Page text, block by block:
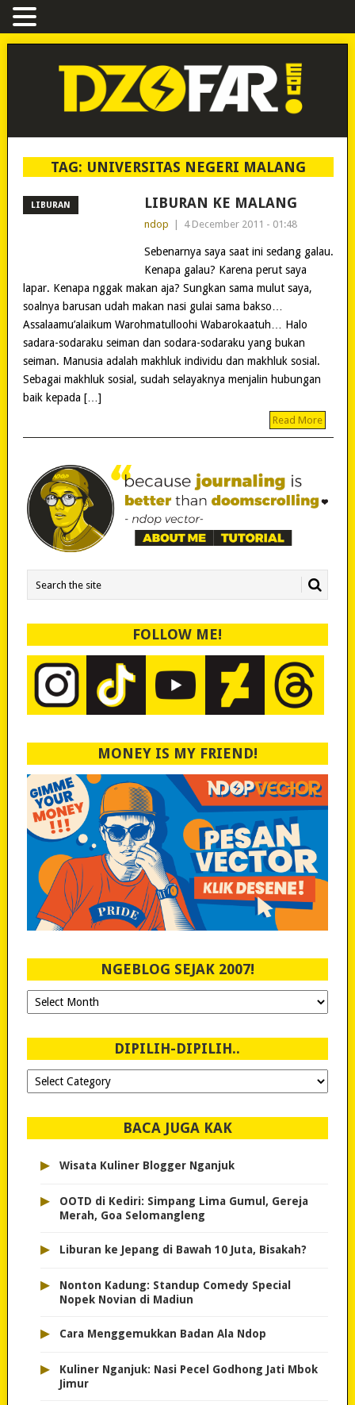
TAG: UNIVERSITAS NEGERI MALANG
LIBURAN LIBURAN KE MALANG
ndop 4 December 2011 - 01:48
Sebenarnya saya saat ini sedang galau.
Kenapa galau? Karena perut saya
lapar. Kenapa nggak makan aja? Sungkan sama mulut saya,
soalnya barusan udah makan nasi gulai sama bakso…
Assalaamu’alaikum Warohmatulloohi Wabarokaatuh… Halo
sadara-sodaraku seiman dan sodara-sodaraku yang bukan
seiman. Manusia adalah makhluk individu dan makhluk sosial.
Sebagai makhluk sosial, sudah selayaknya menjalin hubungan
baik kepada […]
Read More
FOLLOW ME!
MONEY IS MY FRIEND!
NGEBLOG SEJAK 2007!
Ngeblog
Sejak
DIPILIH-DIPILIH..
Dipilih-
dipilih..
BACA JUGA KAK
▸ Wisata Kuliner Blogger Nganjuk
▸
OOTD di Kediri: Simpang Lima Gumul, Gereja
Merah, Goa Selomangleng
▸ Liburan ke Jepang di Bawah 10 Juta, Bisakah?
▸
Nonton Kadung: Standup Comedy Special
Nopek Novian di Madiun
▸ Cara Menggemukkan Badan Ala Ndop
▸
Kuliner Nganjuk: Nasi Pecel Godhong Jati Mbok
Jimur